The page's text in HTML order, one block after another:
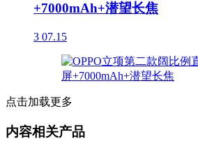
+7000mAh+潜望长焦
3 07.15
点击加载更多
内容相关产品